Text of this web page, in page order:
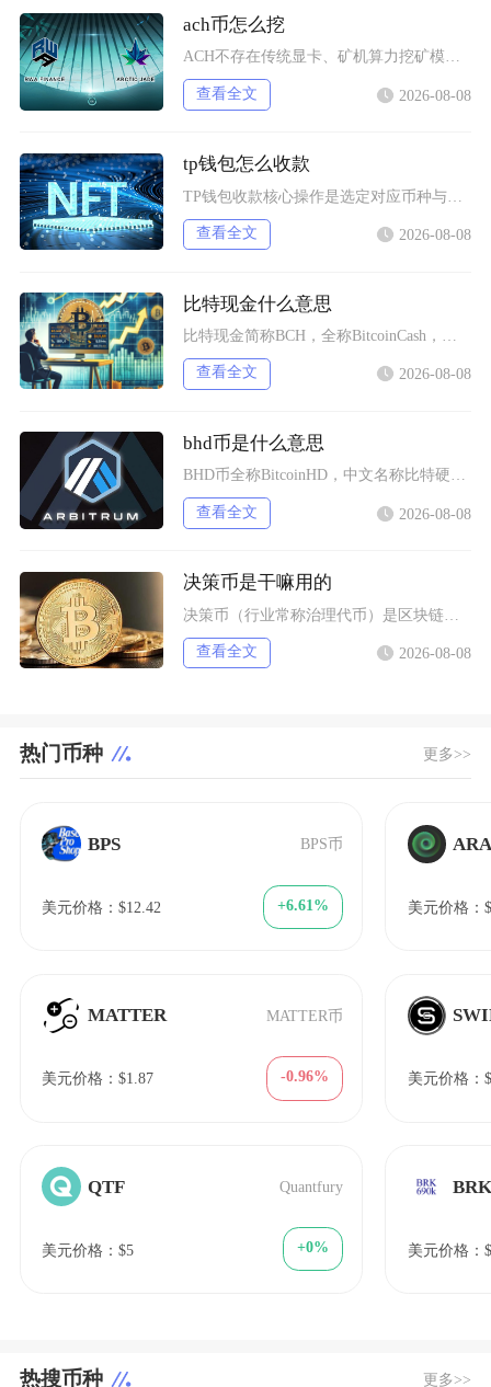
ach币怎么挖
ACH不存在传统显卡、矿机算力挖矿模式，目前主流获取新增ACH的挖矿方式分为生态行为挖矿、
查看全文 2026-08-08
tp钱包怎么收款
查看全文 2026-08-08
比特现金什么意思
查看全文 2026-08-08
bhd币是什么意思
BHD币全称BitcoinHD，中文名称比特硬币，是采用CPoC条件化容量证明共识机制的加
查看全文 2026-08-08
决策币是干嘛用的
查看全文 2026-08-08
热门币种 更多>>
BPS BPS币
美元价格：$12.42 +6.61%
MATTER MATTER币
美元价格：$1.87 -0.96%
QTF Quantfury
美元价格：$5 +0%
美元价格：
美元价格：
美元价格：
热搜币种 更多>>